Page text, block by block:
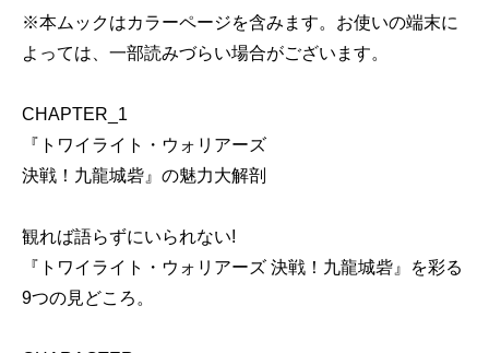
※本ムックはカラーページを含みます。お使いの端末に
よっては、一部読みづらい場合がございます。
CHAPTER_1
『トワイライト・ウォリアーズ
決戦！九龍城砦』の魅力大解剖
観れば語らずにいられない!
『トワイライト・ウォリアーズ 決戦！九龍城砦』を彩る
9つの見どころ。